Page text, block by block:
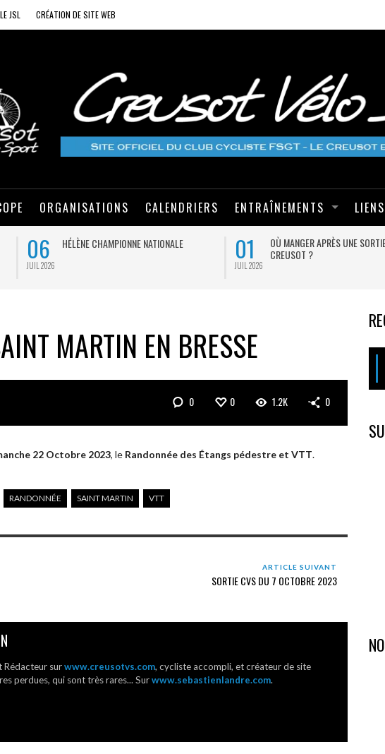
LE JSL CRÉATION DE SITE WEB
ORGANISATIONS CALENDRIERS ENTRAÎNEMENTS LIENS
06
JUIL 2026
HÉLÈNE CHAMPIONNE NATIONALE 01
JUIL 2026
OÙ MANGER APRÈS UNE
CREUSOT ?
MARTIN EN BRESSE
0 0 1.2K 0
22 Octobre 2023, le Randonnée des Étangs pédestre et VTT.
RANDONNÉE SAINT MARTIN VTT
ARTICLE SUIVANT
SORTIE CVS DU 7 OCTOBRE 2023
Rédacteur surwww.creusotvs.com, cycliste accompli, et créateur de site
perdues, qui sont très rares... Surwww.sebastienlandre.com.